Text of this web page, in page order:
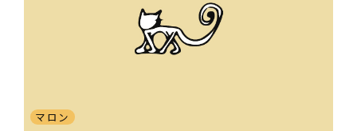
マロン